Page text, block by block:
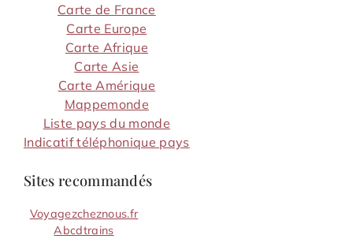
Carte de France
Carte Europe
Carte Afrique
Carte Asie
Carte Amérique
Mappemonde
Liste pays du monde
Indicatif téléphonique pays
Sites recommandés
Voyagezcheznous.fr
Abcdtrains